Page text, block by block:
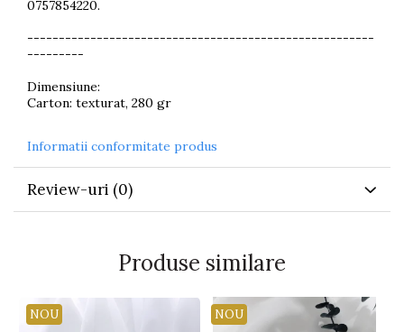
0757854220.
-------------------------------------------------------
---------
Dimensiune:
Carton: texturat, 280 gr
Informatii conformitate produs
Review-uri (0)
Produse similare
NOU NOU